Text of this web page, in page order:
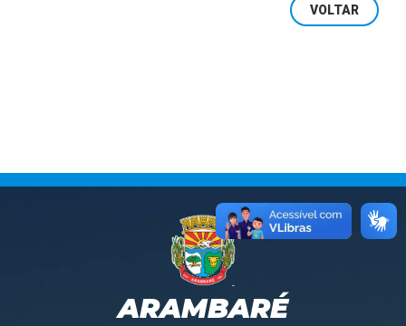
VOLTAR
ARAMBARÉ